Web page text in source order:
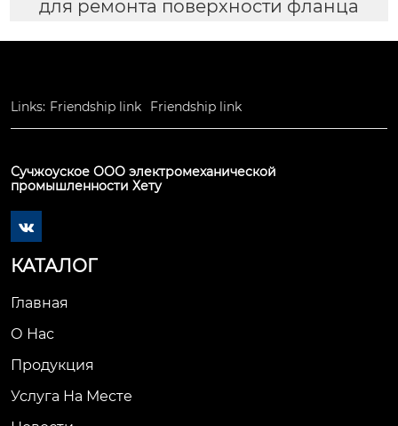
для ремонта поверхности фланца
Links: Friendship link Friendship link
Сучжоуское ООО электромеханической
промышленности Хету

КАТАЛОГ
Главная
О Нас
Продукция
Услуга На Месте